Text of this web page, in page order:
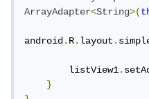
ArrayAdapter<String>(
android.R.layout.
        listView1
.
}